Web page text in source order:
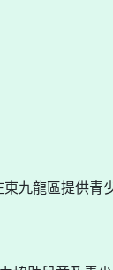
九龍區提供